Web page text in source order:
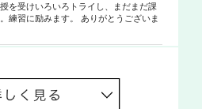
を受けいろいろトライし、まだまだ課
練習に励みます。 ありがとうございま